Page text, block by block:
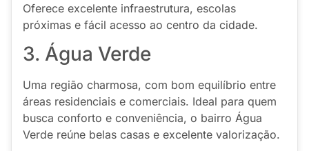
Oferece excelente infraestrutura, escolas
próximas e fácil acesso ao centro da cidade.
3. Água Verde
Uma região charmosa, com bom equilíbrio entre
áreas residenciais e comerciais. Ideal para quem
busca conforto e conveniência, o bairro Água
Verde reúne belas casas e excelente valorização.